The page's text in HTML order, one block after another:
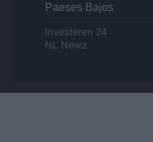
Paeses Bajos
Investeren 24
NL Newz